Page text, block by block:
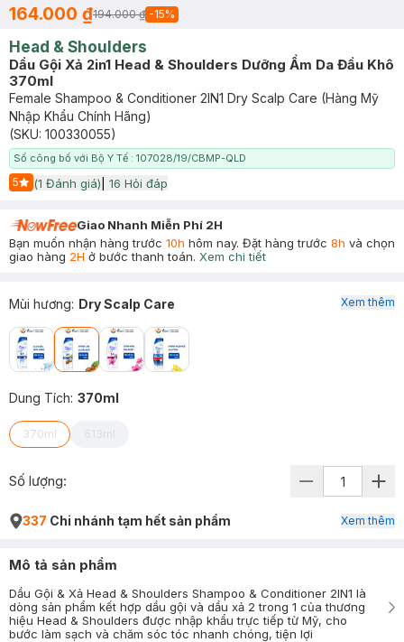
164.000 ₫194.000 ₫ -15%
Head & Shoulders
Dầu Gội Xả 2in1 Head & Shoulders Dưỡng Ẩm Da Đầu Khô
370ml
Female Shampoo & Conditioner 2IN1 Dry Scalp Care (Hàng Mỹ
Nhập Khẩu Chính Hãng)
(SKU: 100330055)
Số công bố với Bộ Y Tế : 107028/19/CBMP-QLD
5
Start Icon
(1 Đánh giá) 16 Hỏi đáp
Giao Nhanh Miễn Phí 2H
Bạn muốn nhận hàng trước 10h hôm nay. Đặt hàng trước 8h và chọn
giao hàng 2H ở bước thanh toán. Xem chi tiết
Mùi hương: Dry Scalp Care
Dung Tích: 370ml
370ml 613ml
Xem thêm
Số lượng:
337 Chi nhánh tạm hết sản phẩm Xem thêm
Mô tả sản phẩm
Dầu Gội & Xả Head & Shoulders Shampoo & Conditioner 2IN1 là
dòng sản phẩm kết hợp dầu gội và dầu xả 2 trong 1 của thương
hiệu Head & Shoulders được nhập khẩu trực tiếp từ Mỹ, cho
bước làm sạch và chăm sóc tóc nhanh chóng, tiện lợi